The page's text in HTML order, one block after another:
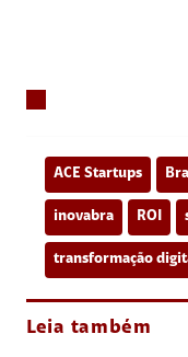
ACE Startups
inovabra ROI
transformação
Leia também